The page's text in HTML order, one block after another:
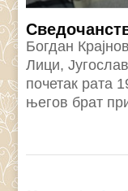
Богдан
Лици,
почетак рата
његов брат